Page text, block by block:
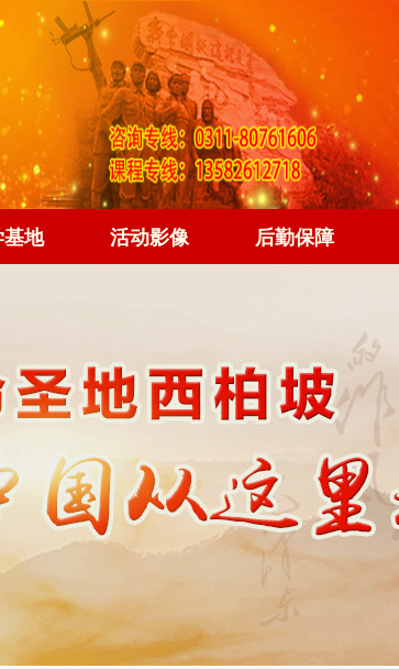
基地 活动影像 后勤保障